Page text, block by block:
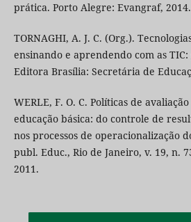
prática. Porto Alegre: Evangraf, 2014.
TORNAGHI, A. J. C. (Org.).
ensinando e aprendendo com as
Editora Brasília: Secretária de
WERLE, F. O. C. Políticas de
educação básica: do controle de
nos processos de operacionalização
publ. Educ., Rio de Janeiro, v. 19, n.
2011.